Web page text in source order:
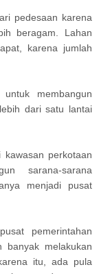
pedesaan karena
beragam. Lahan
karena jumlah
membangun
dari satu lantai
perkotaan
sarana-sarana
menjadi pusat
pemerintahan
banyak melakukan
itu, ada pula